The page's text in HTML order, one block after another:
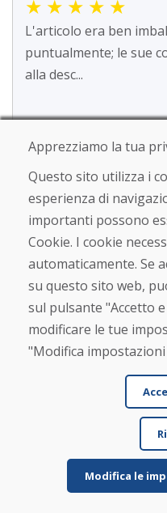
★ ★ ★ ★ ★
L'articolo era ben
puntualmente; le sue
alla desc...
Per saperne di più ...
Jürgen Reinhard ,
★★★★★
Abbiamo ordinato un
ricevuti entro quattro
Per saperne di più ...
Vedi
Scrivi una
★★★
Apprezziamo la tua
Questo sito utilizza i
esperienza di
importanti possono
Cookie. I cookie
automaticamente. Se
su questo sito web,
sul pulsante "Accetto
modificare le tue
"Modifica impostazioni
Modifica le